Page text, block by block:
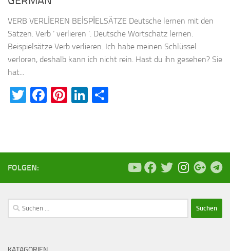
VERB VERLİEREN BEİSPİELSÄTZE Deutsche lernen mit den
Sätzen. Verb ‘ verlieren ’. Deutsche Wortschatz lernen.
Beispielsätze Verb verlieren. Ich habe meinen Schlüssel
verloren, deshalb kann ich nicht rein. Hast du ihn gesehen? Sie
hat...
Twitter
Facebook
Pinterest
LinkedIn
FOLGEN:
Suchen
nach: